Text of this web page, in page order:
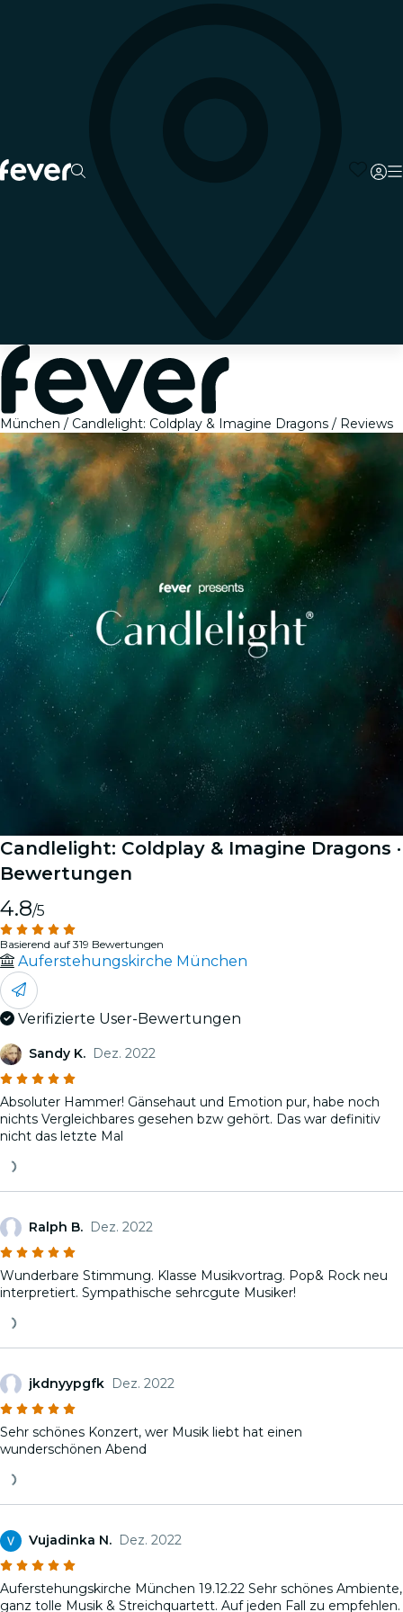
München Candlelight: Coldplay & Imagine Dragons Reviews
Candlelight: Coldplay & Imagine Dragons ·
Bewertungen
4.8/5
Basierend auf 319 Bewertungen
Auferstehungskirche München
Verifizierte User-Bewertungen
Sandy K. Dez. 2022
Absoluter Hammer! Gänsehaut und Emotion pur, habe noch
nichts Vergleichbares gesehen bzw gehört. Das war definitiv
nicht das letzte Mal
Ralph B. Dez. 2022
Wunderbare Stimmung. Klasse Musikvortrag. Pop& Rock neu
interpretiert. Sympathische sehrcgute Musiker!
jkdnyypgfk Dez. 2022
Sehr schönes Konzert, wer Musik liebt hat einen
wunderschönen Abend
Vujadinka N. Dez. 2022
Auferstehungskirche München 19.12.22 Sehr schönes Ambiente,
ganz tolle Musik & Streichquartett. Auf jeden Fall zu empfehlen.